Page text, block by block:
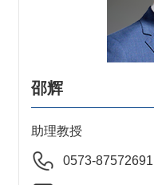
邵辉
助理教授
0573-87572691